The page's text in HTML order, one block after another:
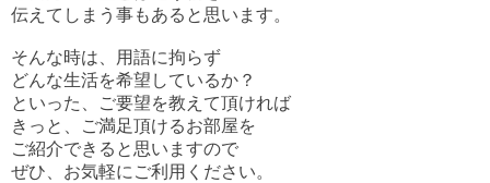
伝えてしまう事もあると思います。
そんな時は、用語に拘らず
どんな生活を希望しているか？
といった、ご要望を教えて頂ければ
きっと、ご満足頂けるお部屋を
ご紹介できると思いますので
ぜひ、お気軽にご利用ください。